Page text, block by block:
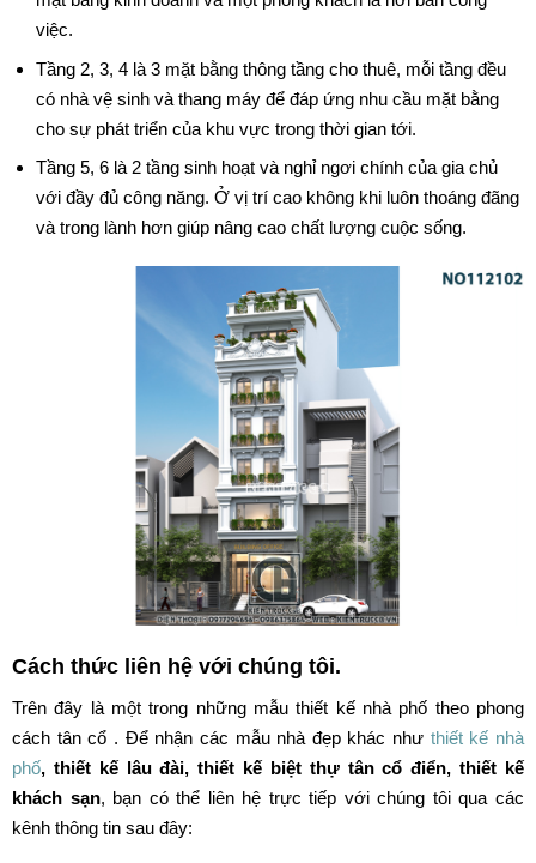
việc.
Tầng 2, 3, 4 là 3 mặt bằng thông tầng cho thuê, mỗi tầng đều
có nhà vệ sinh và thang máy để đáp ứng nhu cầu mặt bằng
cho sự phát triển của khu vực trong thời gian tới.
Tầng 5, 6 là 2 tầng sinh hoạt và nghỉ ngơi chính của gia chủ
với đầy đủ công năng. Ở vị trí cao không khi luôn thoáng đãng
và trong lành hơn giúp nâng cao chất lượng cuộc sống.
Cách thức liên hệ với chúng tôi.
Trên đây là một trong những mẫu thiết kế nhà phố theo phong
cách tân cổ . Để nhận các mẫu nhà đẹp khác như thiết kế nhà
phố, thiết kế lâu đài, thiết kế biệt thự tân cổ điển, thiết kế
khách sạn, bạn có thể liên hệ trực tiếp với chúng tôi qua các
kênh thông tin sau đây: